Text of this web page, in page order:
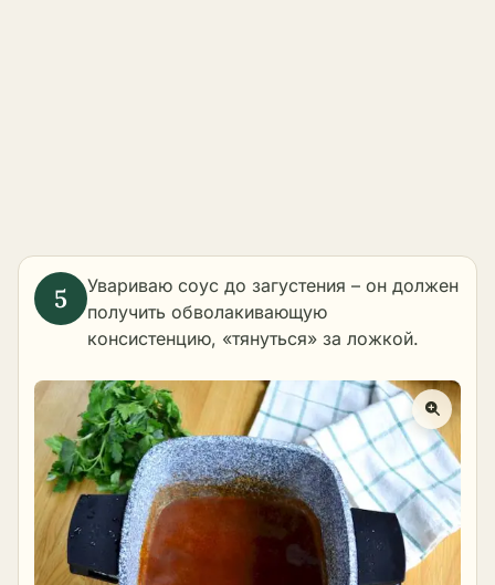
Увариваю соус до загустения – он должен
получить обволакивающую
консистенцию, «тянуться» за ложкой.